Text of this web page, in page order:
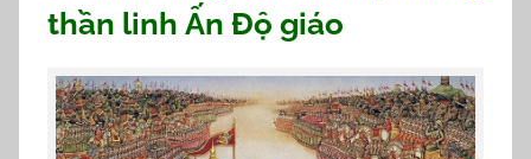
thần linh Ấn Độ giáo